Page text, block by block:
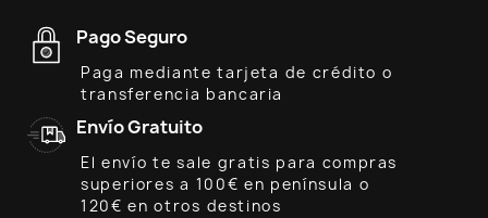
Pago Seguro
Paga mediante tarjeta de crédito o
transferencia bancaria
Envío Gratuito
El envío te sale gratis para compras
superiores a 100€ en península o
120€ en otros destinos